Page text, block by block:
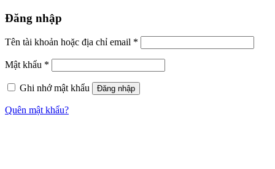
Đăng nhập
Tên tài khoản hoặc địa chỉ email *
Mật khẩu *
Ghi nhớ mật khẩu Đăng nhập
Quên mật khẩu?